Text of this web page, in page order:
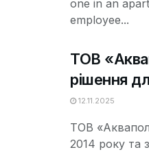
one in an
employee...
ТОВ
рішення
12.11.2025
ТОВ
2014 року та